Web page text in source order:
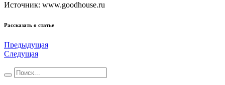
Источник: www.goodhouse.ru
Рассказать о статье
Предыдущая
Следущая